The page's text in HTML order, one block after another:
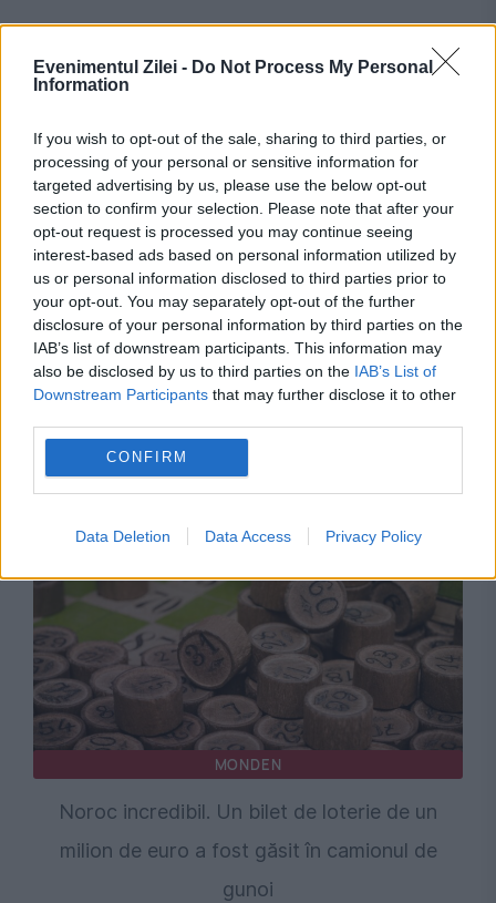
Evenimentul Zilei - Do Not Process My Personal
Information
If you wish to opt-out of the sale, sharing to third parties, or
processing of your personal or sensitive information for
targeted advertising by us, please use the below opt-out
section to confirm your selection. Please note that after your
opt-out request is processed you may continue seeing
interest-based ads based on personal information utilized by
us or personal information disclosed to third parties prior to
your opt-out. You may separately opt-out of the further
disclosure of your personal information by third parties on the
IAB’s list of downstream participants. This information may
also be disclosed by us to third parties on the IAB’s List of
Downstream Participants that may further disclose it to other
CONFIRM
Data Deletion Data Access Privacy Policy
Recomandările noastre
POLITICA
de localități riscă să rămână fără bani din
cauza Ghiseul.ro
MONDEN
Noroc incredibil. Un bilet de loterie de un
milion de euro a fost găsit în camionul de
gunoi